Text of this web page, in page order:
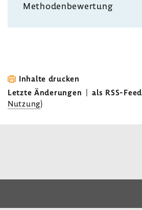
Metho­den­be­wer­tung
Inhalte drucken
Letzte Änderungen | als RSS-Feed
Nutzung)